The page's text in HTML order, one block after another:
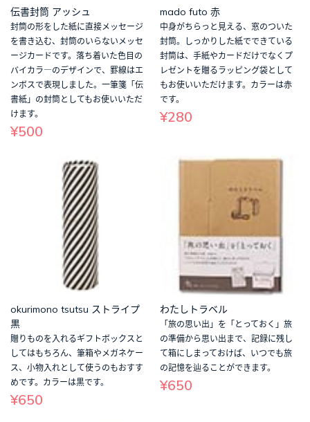
伝書封筒 アッシュ
封筒の形をした紙に直接メッセージ
を書き込む、封筒のいらないメッセ
ージカードです。落ち着いた色目の
バイカラ―のデザインで、罫線はエ
ンボスで表現しました。一筆箋「伝
書紙」の封筒としてもお使いいただ
けます。
¥500
mado futo 赤
中身がちらっと見える、窓のついた
封筒。しっかりした紙でできている
封筒は、手紙やカードだけでなくプ
レゼントを贈るラッピング袋として
もお使いいただけます。カラーは赤
です。
¥280
okurimono tsutsu ストライプ
黒
贈りものを入れるギフトボックスと
してはもちろん、筆箱やメガネケー
ス、小物入れとして使うのもおすす
めです。カラーは黒です。
¥650
わたしトラベル
「旅の思い出」を「とっておく」旅
の準備から思い出まで、記録に残し
て箱にしまっておけば、いつでも旅
の記憶を辿ることができます。
¥650